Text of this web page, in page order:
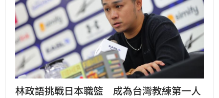
林政語挑戰日本職籃　成為台灣教練第一人